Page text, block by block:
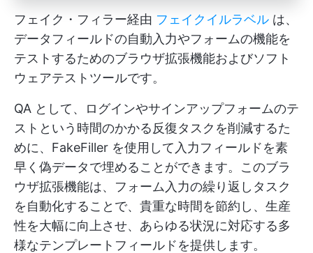
フェイク・フィラー経由 フェイクイルラベル は、
データフィールドの自動入力やフォームの機能を
テストするためのブラウザ拡張機能およびソフト
ウェアテストツールです。
QA として、ログインやサインアップフォームのテ
ストという時間のかかる反復タスクを削減するた
めに、FakeFiller を使用して入力フィールドを素
早く偽データで埋めることができます。このブラ
ウザ拡張機能は、フォーム入力の繰り返しタスク
を自動化することで、貴重な時間を節約し、生産
性を大幅に向上させ、あらゆる状況に対応する多
様なテンプレートフィールドを提供します。